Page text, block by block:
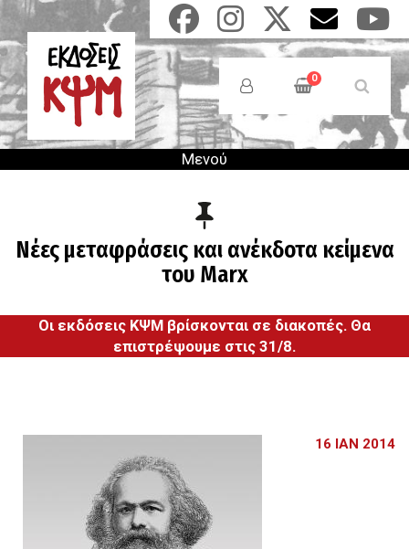
Παράκαμψη
προς
το
κυρίως
περιεχόμενο
Anonymous
Users
Menu
0
Μενού
Νέες μεταφράσεις και ανέκδοτα κείμενα
του Marx
Οι εκδόσεις ΚΨΜ βρίσκονται σε διακοπές. Θα
επιστρέψουμε στις 31/8.
16 ΙΑΝ 2014